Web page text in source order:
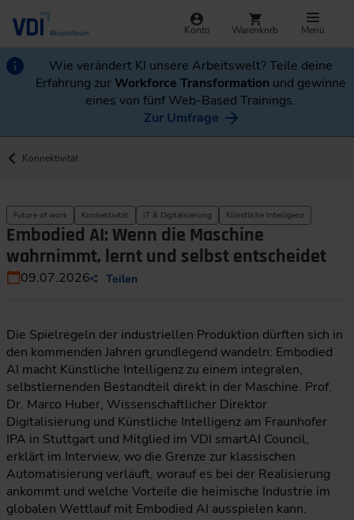
Konto Warenkorb Menü
Wie verändert KI unsere Arbeitswelt? Teile deine
Erfahrung zurWorkforce Transformation und gewinne
eines von fünf Web-Based Trainings.
Zur Umfrage
Konnektivität
Future of work Konnektivität IT & Digitalisierung Künstliche Intelligenz
Embodied AI: Wenn die Maschine
wahrnimmt, lernt und selbst entscheidet
09.07.2026 Teilen
Die Spielregeln der industriellen Produktion dürften sich in
den kommenden Jahren grundlegend wandeln: Embodied
AI macht Künstliche Intelligenz zu einem integralen,
selbstlernenden Bestandteil direkt in der Maschine. Prof.
Dr. Marco Huber, Wissenschaftlicher Direktor
Digitalisierung und Künstliche Intelligenz am Fraunhofer
IPA in Stuttgart und Mitglied im VDI smartAI Council,
erklärt im Interview, wo die Grenze zur klassischen
Automatisierung verläuft, worauf es bei der Realisierung
ankommt und welche Vorteile die heimische Industrie im
globalen Wettlauf mit Embodied AI ausspielen kann.